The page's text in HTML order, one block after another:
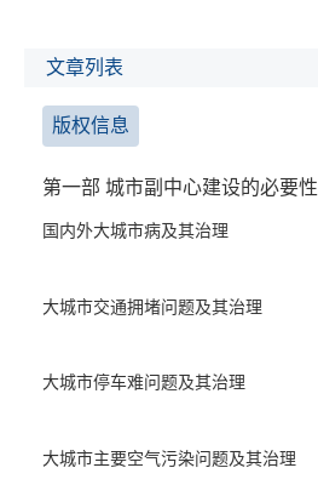
文章列表
版权信息
第一部 城市副中心建设的必要性
国内外大城市病及其治理
大城市交通拥堵问题及其治理
大城市停车难问题及其治理
大城市主要空气污染问题及其治理